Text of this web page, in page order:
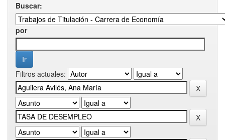
Buscar:
por
Filtros actuales: